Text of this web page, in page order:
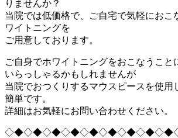
りませんか？
当院では低価格で、ご自宅で気軽におこ
ワイトニングを
ご用意しております。
ご自身でホワイトニングをおこなうこと
いらっしゃるかもしれませんが
当院でおつくりするマウスピースを使用
簡単です。
詳細はお気軽にお問い合わせください。